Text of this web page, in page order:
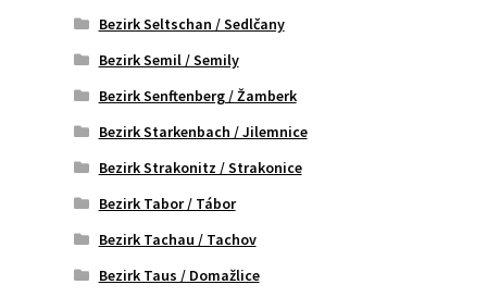
Bezirk Seltschan / Sedlčany
Bezirk Semil / Semily
Bezirk Senftenberg / Žamberk
Bezirk Starkenbach / Jilemnice
Bezirk Strakonitz / Strakonice
Bezirk Tabor / Tábor
Bezirk Tachau / Tachov
Bezirk Taus / Domažlice